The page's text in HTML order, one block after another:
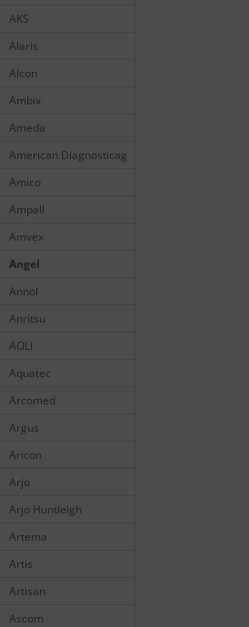
AKS
Alaris
Alcon
Ambix
Ameda
American Diagnosticag
Amico
Ampall
Amvex
Angel
Annol
Anritsu
AOLI
Aquatec
Arcomed
Argus
Aricon
Arjo
Arjo Huntleigh
Artema
Artis
Artisan
Ascom